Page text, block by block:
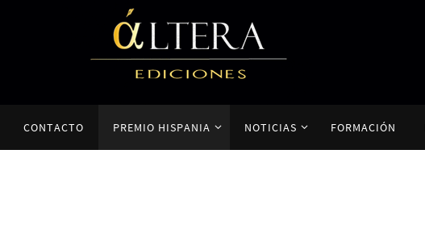
CONTACTO PREMIO HISPANIA NOTICIAS FORMACIÓN